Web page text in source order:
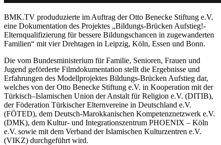
BMK.TV produduzierte im Auftrag der Otto Benecke Stiftung e.V.
eine Dokumentation des Projektes „Bildungs-Brücken Aufstieg!-
Elternqualifizierung für bessere Bildungschancen in zugewanderten
Familien“ mit vier Drehtagen in Leipzig, Köln, Essen und Bonn.
Die vom Bundesministerium für Familie, Senioren, Frauen und
Jugend geförderte Filmdokumentation stellt die Ergebnisse und
Erfahrungen des Modellprojektes Bildungs-Brücken Aufstieg dar,
welches von der Otto Benecke Stiftung e.V. in Kooperation mit der
Türkisch–Islamischen Union der Anstalt für Religion e.V. (DITIB),
der Föderation Türkischer Elternvereine in Deutschland e.V.
(FÖTED), dem Deutsch-Marokkanischen Kompetenznetzwerk e.V.
(DMK), dem Kultur- und Integrationszentrum PHOENIX – Köln
e.V. sowie mit dem Verband der Islamischen Kulturzentren e.V.
(VIKZ) durchgeführt wird.